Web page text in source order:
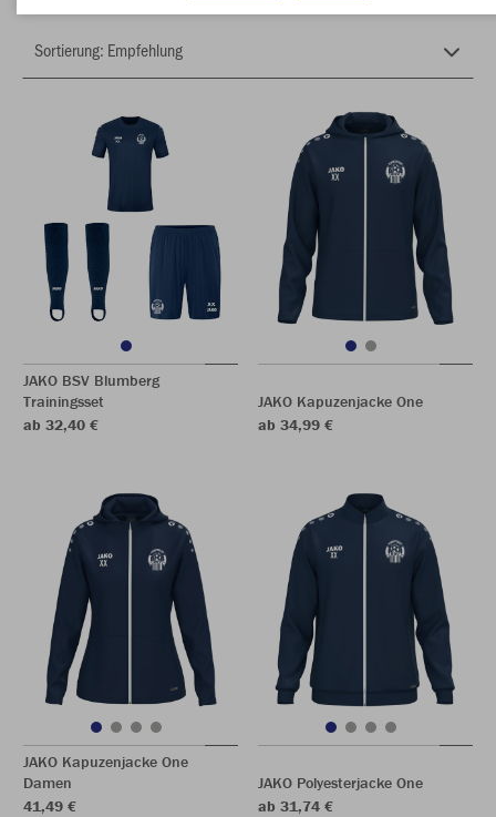
JAKO BSV Blumberg
Trainingsset
ab 32,40 €
JAKO Kapuzenjacke One
ab 34,99 €
JAKO Kapuzenjacke One
Damen
41,49 €
JAKO Polyesterjacke One
ab 31,74 €